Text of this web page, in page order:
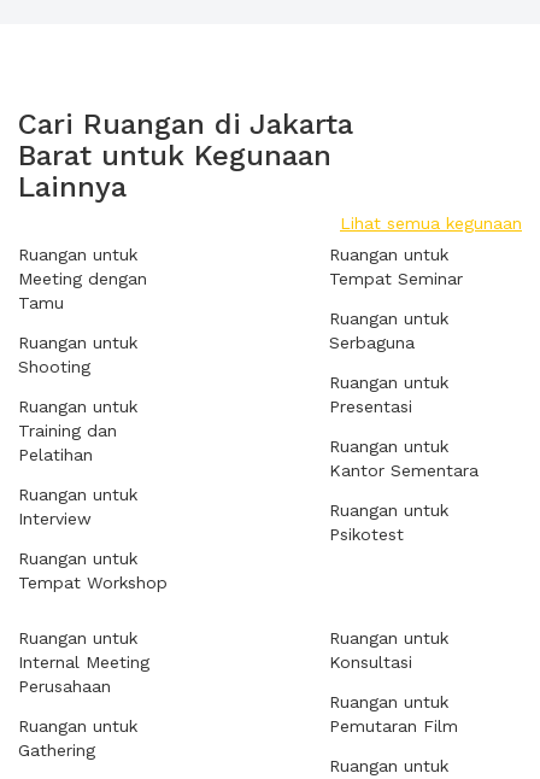
Cari Ruangan di Jakarta
Barat untuk Kegunaan
Lainnya
Lihat semua kegunaan
Ruangan untuk
Meeting dengan
Tamu
Ruangan untuk
Shooting
Ruangan untuk
Training dan
Pelatihan
Ruangan untuk
Interview
Ruangan untuk
Tempat Workshop
Ruangan untuk
Tempat Seminar
Ruangan untuk
Serbaguna
Ruangan untuk
Presentasi
Ruangan untuk
Kantor Sementara
Ruangan untuk
Psikotest
Ruangan untuk
Internal Meeting
Perusahaan
Ruangan untuk
Gathering
Ruangan untuk
Konsultasi
Ruangan untuk
Pemutaran Film
Ruangan untuk